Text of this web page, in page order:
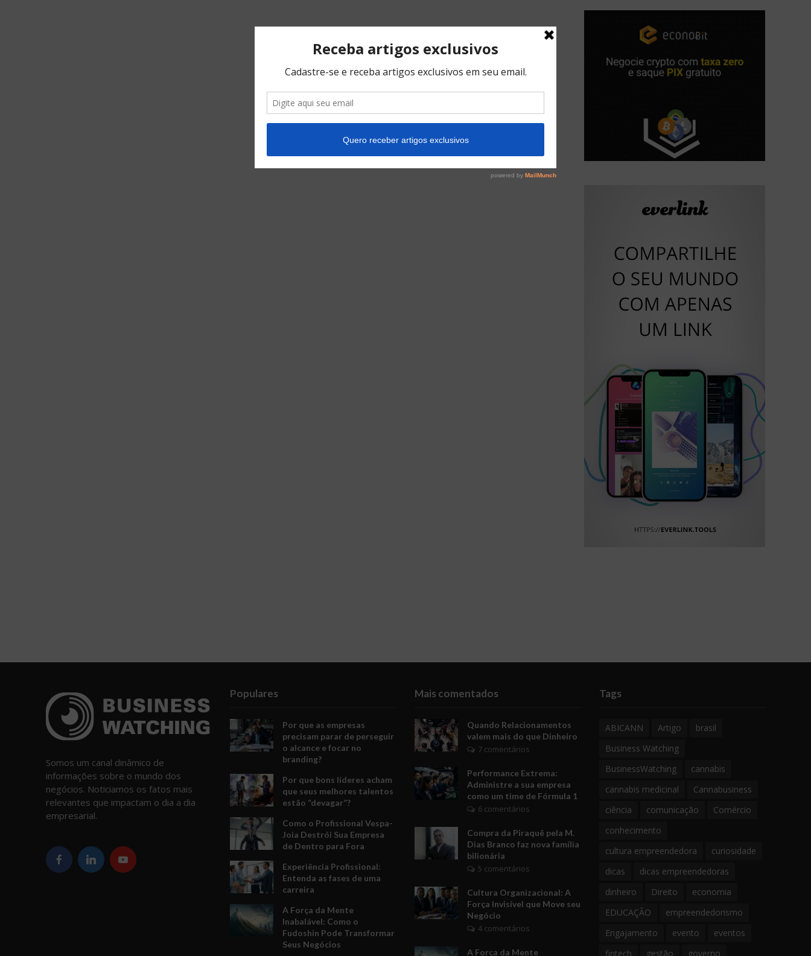
Somos um canal dinâmico de
informações sobre o mundo dos
negócios. Noticiamos os fatos mais
relevantes que impactam o dia a dia
empresarial.
Populares
Por que as empresas
precisam parar de perseguir
o alcance e focar no
branding?
Por que bons líderes acham
que seus melhores talentos
estão “devagar”?
Como o Profissional Vespa-
Joia Destrói Sua Empresa
de Dentro para Fora
Experiência Profissional:
Entenda as fases de uma
carreira
A Força da Mente
Inabalável: Como o
Fudoshin Pode Transformar
Seus Negócios
Mais comentados
Quando Relacionamentos
valem mais do que Dinheiro
7 comentários
Performance Extrema:
Administre a sua empresa
como um time de Fórmula 1
6 comentários
Compra da Piraquê pela M.
Dias Branco faz nova família
bilionária
5 comentários
Cultura Organizacional: A
Força Invisível que Move seu
Negócio
4 comentários
A Força da Mente
Tags
ABICANN Artigo
brasil
Business Watching
BusinessWatching
cannabis
cannabis medicinal
Cannabusiness
ciência
comunicação
Comércio
conhecimento
cultura empreendedora
curiosidade
dicas
dicas empreendedoras
dinheiro
Direito
economia
EDUCAÇÃO
empreendedorismo
Engajamento
evento
eventos
fintech
gestão governo